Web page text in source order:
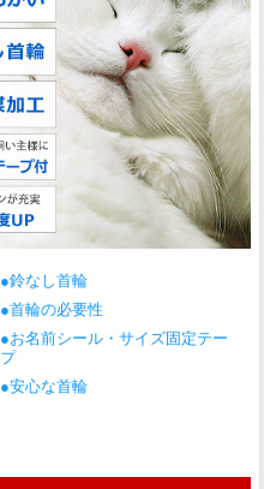
●鈴なし首輪
●首輪の必要性
●お名前シール・サイズ固定テー
プ
●安心な首輪